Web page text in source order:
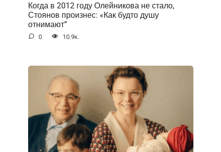
Когда в 2012 году Олейникова не стало,
Стоянов произнес: «Как будто душу
отнимают”
0 10.9к.